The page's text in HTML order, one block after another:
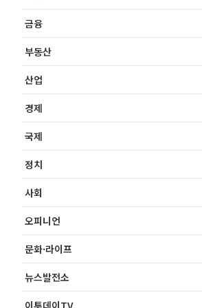
금융
부동산
산업
경제
국제
정치
사회
오피니언
문화·라이프
뉴스발전소
이투데이TV